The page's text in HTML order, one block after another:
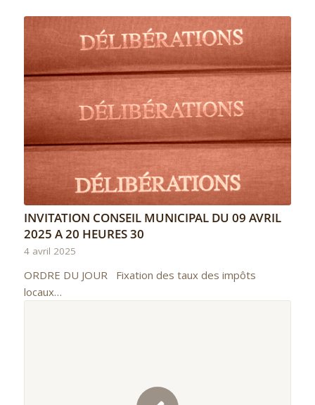
INVITATION CONSEIL MUNICIPAL DU 09 AVRIL
2025 A 20 HEURES 30
4 avril 2025
ORDRE DU JOUR Fixation des taux des impôts
locaux…